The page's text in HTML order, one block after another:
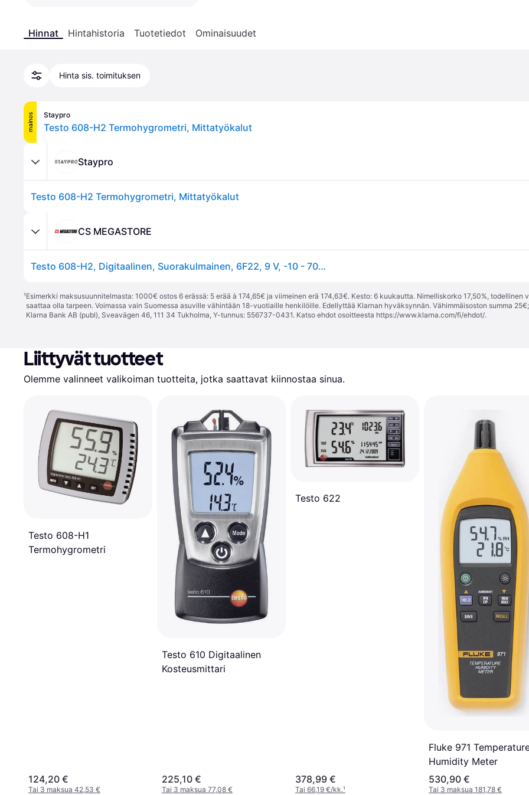
Hinnat Hintahistoria Tuotetiedot Ominaisuudet
Hinta sis. toimituksen
mainos Staypro
Testo 608-H2 Termohygrometri, Mittatyökalut
Staypro
Testo 608-H2 Termohygrometri, Mittatyökalut
CS MEGASTORE
Testo 608-H2, Digitaalinen, Suorakulmainen, 6F22, 9 V, -10 - 70 °C, -40 - 70 °C
¹Esimerkki maksusuunnitelmasta: 1000€ ostos 6 erässä: 5 erää à 174,65€ ja viimeinen erä 174,63€. Kesto: 6 kuukautta. Nimelliskorko 17,50%,
saattaa olla tarpeen. Voimassa vain Suomessa asuville vähintään 18-vuotiaille henkilöille. Edellyttää Klarnan hyväksynnän. Vähimmäisoston summa
Klarna Bank AB (publ), Sveavägen 46, 111 34 Tukholma, Y-tunnus: 556737-0431. Katso ehdot osoitteesta https://www.klarna.com/fi/ehdot/.
Liittyvät tuotteet
Olemme valinneet valikoiman tuotteita, jotka saattavat kiinnostaa sinua.
Testo 608-H1
Termohygrometri
124,20 €
Tai 3 maksua 42,53 €
Testo 610 Digitaalinen
Kosteusmittari
225,10 €
Tai 3 maksua 77,08 €
Testo 622
378,99 €
Tai 66,19 €/kk.¹
Fluke 971
Humidity Meter
530,90 €
Tai 3 maksua 181,78 €